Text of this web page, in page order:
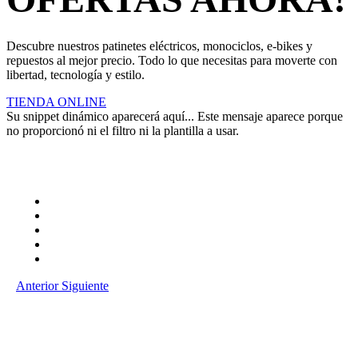
Descubre nuestros patinetes eléctricos, monociclos, e-bikes y
repuestos al mejor precio. Todo lo que necesitas para moverte con
libertad, tecnología y estilo.
TIENDA ONLINE
Su snippet dinámico aparecerá aquí... Este mensaje aparece porque
no proporcionó ni el filtro ni la plantilla a usar.
Anterior Siguiente